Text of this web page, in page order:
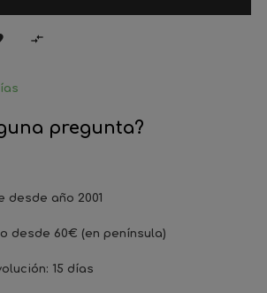

pregunta?
desde año 2001
desde 60€ (en península)
15 días